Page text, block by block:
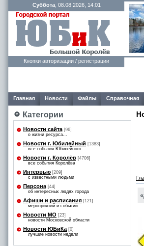
Суббота, 08.08.2026, 14:01
Кнопки авторизации / регистрации
Главная Новости Файлы Справочная
Категории
Новости сайта [96]
о жизни ресурса...
Новости г. Юбилейный [1383]
все события Юбилейного
Новости г. Королёв [4706]
все события Королёва
Интервью [209]
с известными людьми
Персона [44]
об интересных людях города
Афиши и расписания [121]
мероприятий и событий
Новости МО [23]
новости Московской области
Новости ЮБиКа [0]
лучшие новости недели